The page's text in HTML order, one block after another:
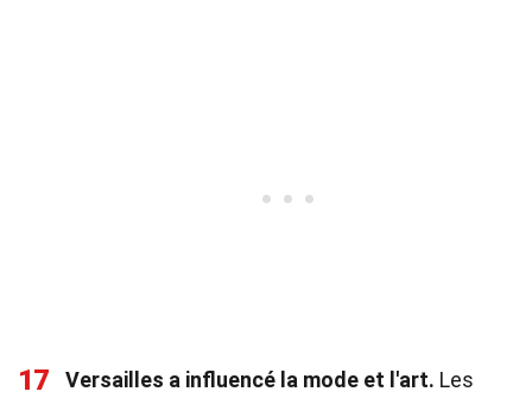
17 Versailles a influencé la mode et l'art. Les